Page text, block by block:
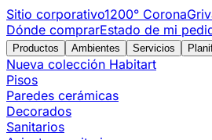
Sitio corporativo1200° Corona
Dónde comprarEstado de mi
Productos
Ambientes Servicios
Nueva colección Habitart
Pisos
Paredes cerámicas
Decorados
Sanitarios